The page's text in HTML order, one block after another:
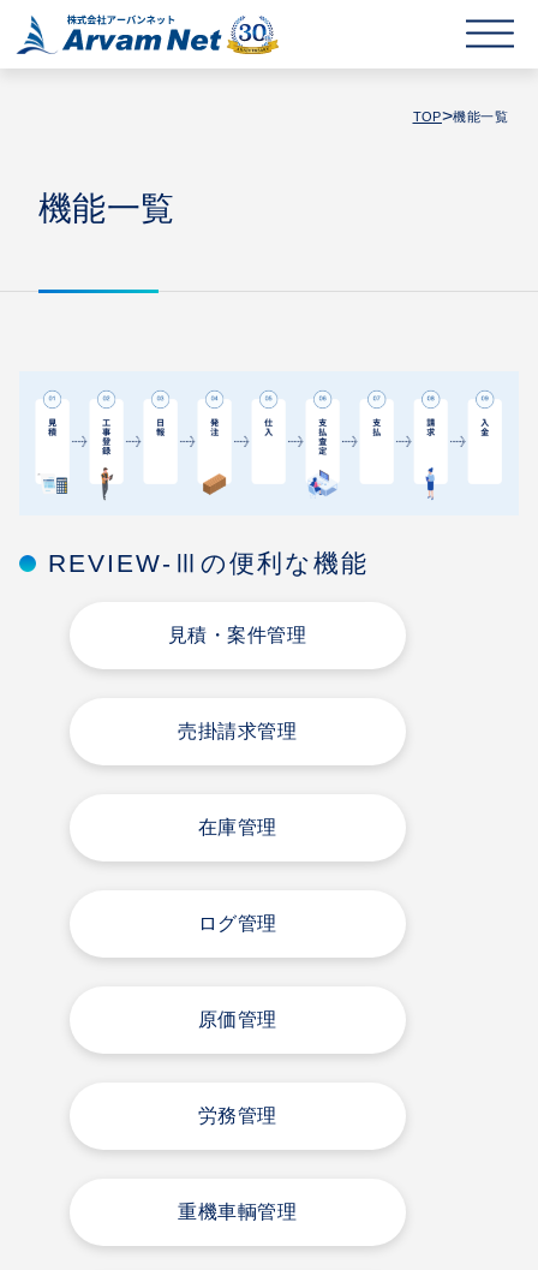
TOP>機能一覧
機能一覧
REVIEW-Ⅲの便利な機能
見積・案件管理
売掛請求管理
在庫管理
ログ管理
原価管理
労務管理
重機車輌管理